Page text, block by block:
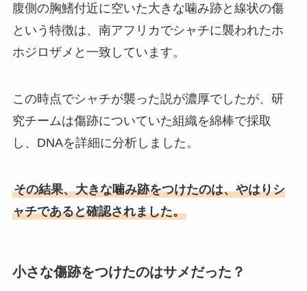
腹側の胸鰭付近に空いた大きな噛み跡と線状の傷
という特徴は、南アフリカでシャチに襲われたホ
ホジロザメと一致しています。
この時点でシャチが襲った説が濃厚でしたが、研
究チームは傷跡についていた組織を綿棒で採取
し、DNAを詳細に分析しました。
その結果、大きな噛み跡をつけたのは、やはりシ
ャチであると確認されました。
小さな傷跡をつけたのはサメだった？